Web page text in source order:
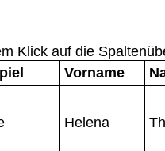
Klick auf die
Vorname
Helena